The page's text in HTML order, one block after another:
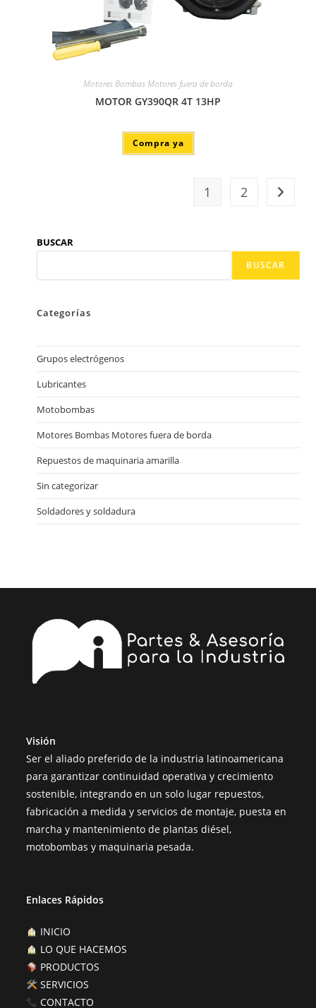
Motores Bombas Motores fuera de borda
MOTOR GY390QR 4T 13HP
Compra ya
1 2
BUSCAR
BUSCAR
Categorías
Grupos electrógenos
Lubricantes
Motobombas
Motores Bombas Motores fuera de borda
Repuestos de maquinaria amarilla
Sin categorizar
Soldadores y soldadura
Visión
Ser el aliado preferido de la industria latinoamericana
para garantizar continuidad operativa y crecimiento
sostenible, integrando en un solo lugar repuestos,
fabricación a medida y servicios de montaje, puesta en
marcha y mantenimiento de plantas diésel,
motobombas y maquinaria pesada.
Enlaces Rápidos
INICIO
LO QUE HACEMOS
PRODUCTOS
SERVICIOS
CONTACTO